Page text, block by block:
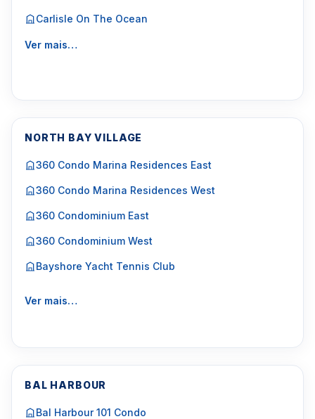
Carlisle On The Ocean
Ver mais…
NORTH BAY VILLAGE
360 Condo Marina Residences East
360 Condo Marina Residences West
360 Condominium East
360 Condominium West
Bayshore Yacht Tennis Club
Ver mais…
BAL HARBOUR
Bal Harbour 101 Condo